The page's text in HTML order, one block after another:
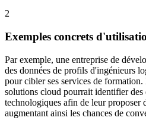
2
Exemples concrets
Par exemple, une entreprise de
des données de profils d'ingénieurs
pour cibler ses services de
solutions cloud pourrait identifier des
technologiques afin de leur proposer
augmentant ainsi les chances de